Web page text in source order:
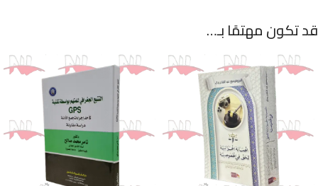
قد تكون مهتمًا بـ…